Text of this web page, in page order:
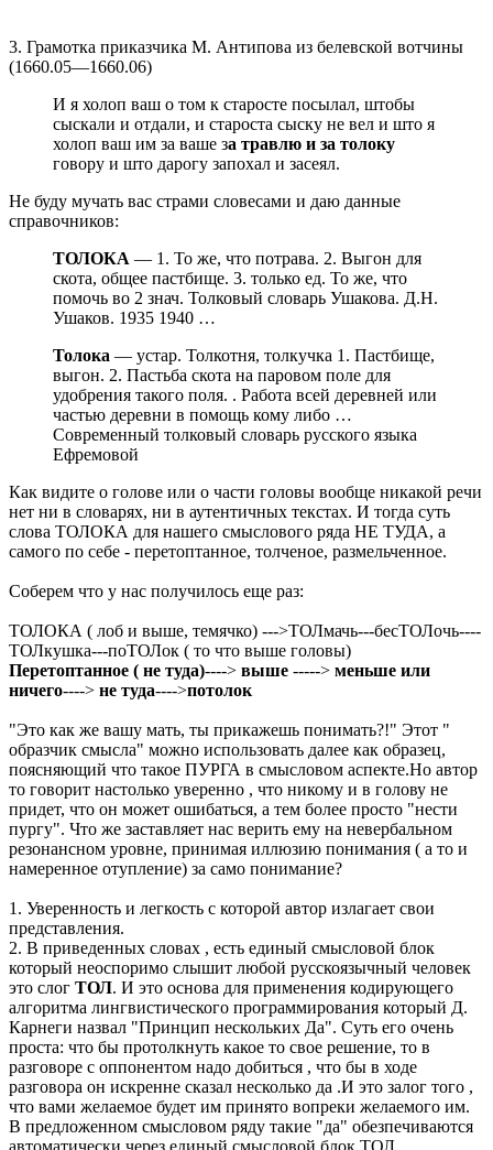
3. Грамотка приказчика М. Антипова из белевской вотчины
(1660.05—1660.06)
И я холоп ваш о том к старосте посылал, штобы
сыскали и отдали, и староста сыску не вел и што я
холоп ваш им за ваше за травлю и за толоку
говору и што дарогу запохал и засеял.
Не буду мучать вас страми словесами и даю данные
справочников:
ТОЛОКА — 1. То же, что потрава. 2. Выгон для
скота, общее пастбище. 3. только ед. То же, что
помочь во 2 знач. Толковый словарь Ушакова. Д.Н.
Ушаков. 1935 1940 …
Толока — устар. Толкотня, толкучка 1. Пастбище,
выгон. 2. Пастьба скота на паровом поле для
удобрения такого поля. . Работа всей деревней или
частью деревни в помощь кому либо …
Современный толковый словарь русского языка
Ефремовой
Как видите о голове или о части головы вообще никакой речи
нет ни в словарях, ни в аутентичных текстах. И тогда суть
слова ТОЛОКА для нашего смыслового ряда НЕ ТУДА, а
самого по себе - перетоптанное, толченое, размельченное.
Соберем что у нас получилось еще раз:
ТОЛОКА ( лоб и выше, темячко) --->ТОЛмачь---бесТОЛочь----
ТОЛкушка---поТОЛок ( то что выше головы)
Перетоптанное ( не туда)----> выше -----> меньше или
ничего----> не туда---->потолок
"Это как же вашу мать, ты прикажешь понимать?!" Этот "
образчик смысла" можно использовать далее как образец,
поясняющий что такое ПУРГА в смысловом аспекте.Но автор
то говорит настолько уверенно , что никому и в голову не
придет, что он может ошибаться, а тем более просто "нести
пургу". Что же заставляет нас верить ему на невербальном
резонансном уровне, принимая иллюзию понимания ( а то и
намеренное отупление) за само понимание?
1. Уверенность и легкость с которой автор излагает свои
представления.
2. В приведенных словах , есть единый смысловой блок
который неоспоримо слышит любой русскоязычный человек
это слог ТОЛ. И это основа для применения кодирующего
алгоритма лингвистического программирования который Д.
Карнеги назвал "Принцип нескольких Да". Суть его очень
проста: что бы протолкнуть какое то свое решение, то в
разговоре с оппонентом надо добиться , что бы в ходе
разговора он искренне сказал несколько да .И это залог того ,
что вами желаемое будет им принято вопреки желаемого им.
В предложенном смысловом ряду такие "да" обезпечиваются
автоматически через единый смысловой блок ТОЛ.